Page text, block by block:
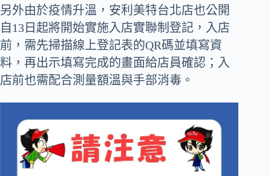
另外由於疫情升溫，安利美特台北店也公開
自13日起將開始實施入店實聯制登記，入店
前，需先掃描線上登記表的QR碼並填寫資
料，再出示填寫完成的畫面給店員確認；入
店前也需配合測量額溫與手部消毒。